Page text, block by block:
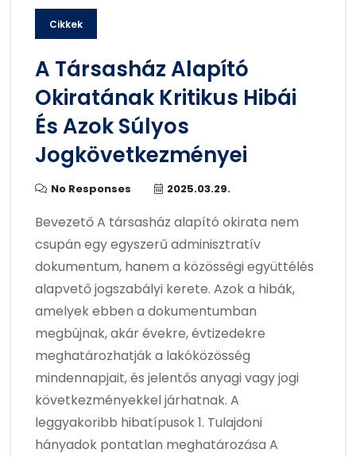
Cikkek
A Társasház Alapító
Okiratának Kritikus Hibái
És Azok Súlyos
Jogkövetkezményei
No Responses 2025.03.29.
Bevezető A társasház alapító okirata nem
csupán egy egyszerű adminisztratív
dokumentum, hanem a közösségi együttélés
alapvető jogszabályi kerete. Azok a hibák,
amelyek ebben a dokumentumban
megbújnak, akár évekre, évtizedekre
meghatározhatják a lakóközösség
mindennapjait, és jelentős anyagi vagy jogi
következményekkel járhatnak. A
leggyakoribb hibatípusok 1. Tulajdoni
hányadok pontatlan meghatározása A